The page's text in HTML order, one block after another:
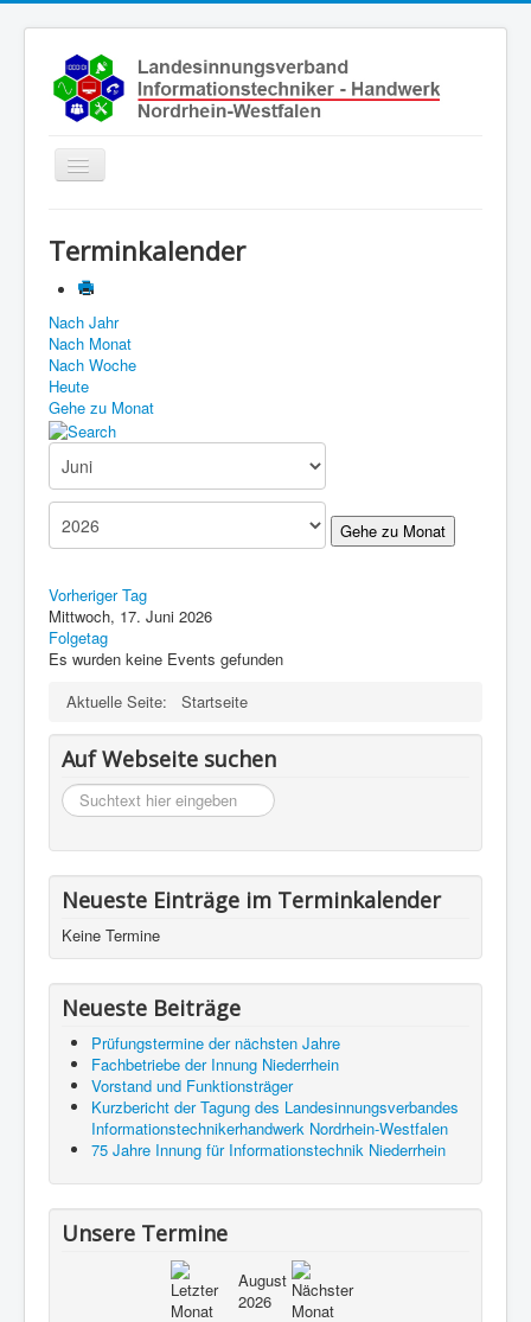
Toggle
Aktuelles
Leistungen
Ausbildung
Fachbetriebe
Unsere Kontaktdaten
Links
Impressum
Datenschutz
Terminkalender
Nach Jahr
Nach Monat
Nach Woche
Heute
Gehe zu Monat
Gehe zu Monat
Vorheriger Tag
Mittwoch, 17. Juni 2026
Folgetag
Es wurden keine Events gefunden
Aktuelle Seite:
Startseite
Auf Webseite suchen
suchen
Neueste Einträge im Terminkalender
Keine Termine
Neueste Beiträge
Prüfungstermine der nächsten Jahre
Fachbetriebe der Innung Niederrhein
Vorstand und Funktionsträger
Kurzbericht der Tagung des Landesinnungsverbandes
Informationstechnikerhandwerk Nordrhein-Westfalen
75 Jahre Innung für Informationstechnik Niederrhein
Unsere Termine
August
2026